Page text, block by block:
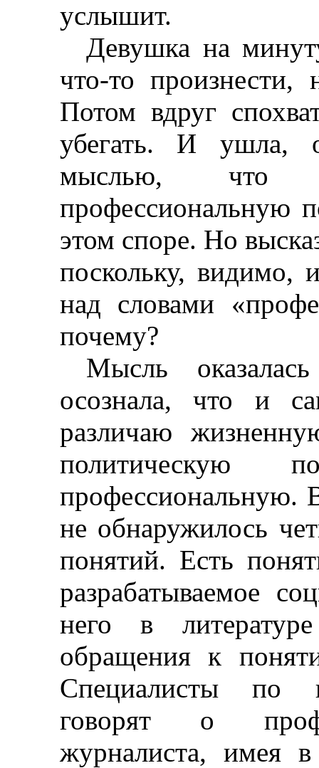
услышит.
Девушка на
что-то произнести,
Потом вдруг
убегать. И ушла,
мыслью, что
профессиональную
этом споре. Но
поскольку, видимо,
над словами
почему?
Мысль
осознала, что и
различаю
политическую
профессиональную.
не обнаружилось
понятий. Есть
разрабатываемое
него в
обращения к
Специалисты по
говорят о
журналиста, имея